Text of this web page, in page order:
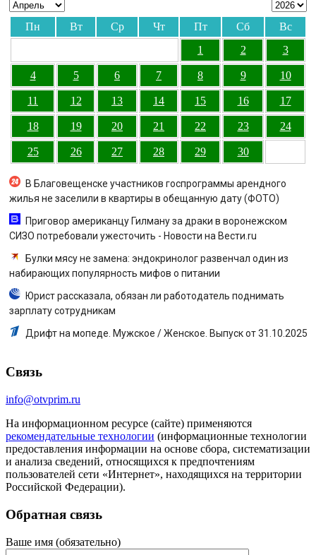
Пн Вт Ср Чт Пт Сб
Вс
1
2 3
4 5 6 7 8 9 10
11 12 13 14 15 16 17
18 19 20 21 22 23 24
25 26 27 28 29 30
В Благовещенске участников госпрограммы арендного
жилья не заселили в квартиры в обещанную дату (ФОТО)
Приговор американцу Гилману за драки в воронежском
СИЗО потребовали ужесточить - Новости на Вести.ru
Булки мясу не замена: эндокринолог развенчал один из
набирающих популярность мифов о питании
Юрист рассказала, обязан ли работодатель поднимать
зарплату сотрудникам
Дрифт на мопеде. Мужское / Женское. Выпуск от 31.10.2025
Связь
info@otvprim.ru
На информационном ресурсе (сайте) применяются
рекомендательные технологии (информационные технологии
предоставления информации на основе сбора, систематизации
и анализа сведений, относящихся к предпочтениям
пользователей сети «Интернет», находящихся на территории
Российской Федерации).
Обратная связь
Ваше имя (обязательно)